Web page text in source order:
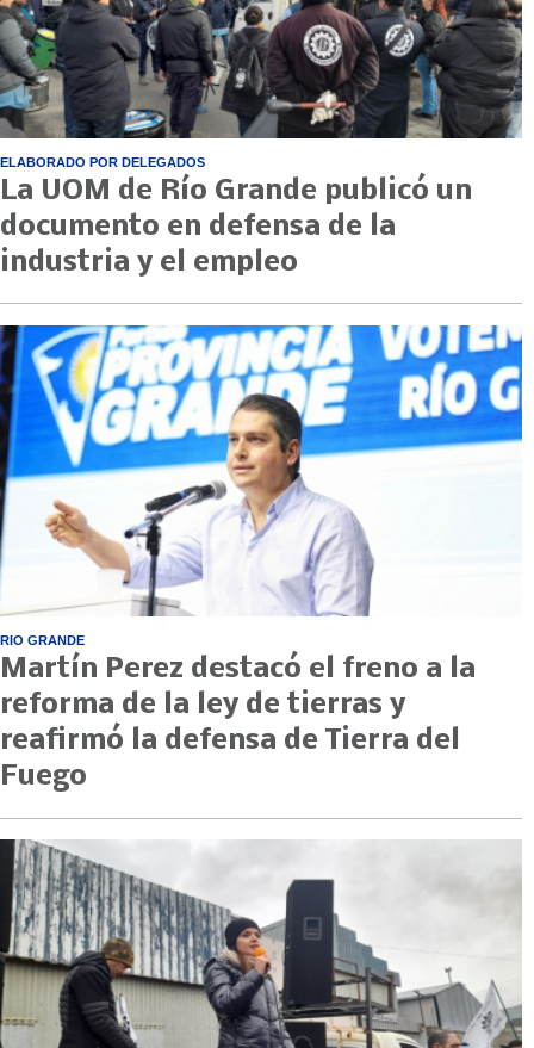
ELABORADO POR DELEGADOS
La UOM de Río Grande publicó un
documento en defensa de la
industria y el empleo
RIO GRANDE
Martín Perez destacó el freno a la
reforma de la ley de tierras y
reafirmó la defensa de Tierra del
Fuego